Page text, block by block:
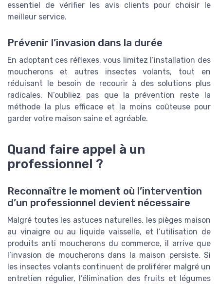
essentiel de vérifier les avis clients pour choisir le
meilleur service.
Prévenir l’invasion dans la durée
En adoptant ces réflexes, vous limitez l’installation des
moucherons et autres insectes volants, tout en
réduisant le besoin de recourir à des solutions plus
radicales. N’oubliez pas que la prévention reste la
méthode la plus efficace et la moins coûteuse pour
garder votre maison saine et agréable.
Quand faire appel à un
professionnel ?
Reconnaître le moment où l’intervention
d’un professionnel devient nécessaire
Malgré toutes les astuces naturelles, les pièges maison
au vinaigre ou au liquide vaisselle, et l’utilisation de
produits anti moucherons du commerce, il arrive que
l’invasion de moucherons dans la maison persiste. Si
les insectes volants continuent de proliférer malgré un
entretien régulier, l’élimination des fruits et légumes